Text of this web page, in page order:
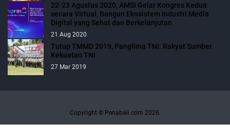
22-23 Agustus 2020, AMSI Gelar Kongres Kedua
secara Virtual, Bangun Ekosistem Industri Media
Digital yang Sehat dan Berkelanjutan
21 Aug 2020
Tutup TMMD 2019, Panglima TNI: Rakyat Sumber
Kekuatan TNI
27 Mar 2019
Copyright © Penabali.com 2026.